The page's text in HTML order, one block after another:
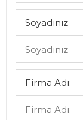
Soyadınız
Firma Adı: